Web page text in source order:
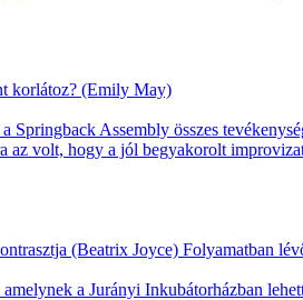
korlátoz? (Emily May)
Springback Assembly összes
volt, hogy a jól begyakorolt
(Beatrix Joyce) Folyamatban
a Jurányi Inkubátorházban